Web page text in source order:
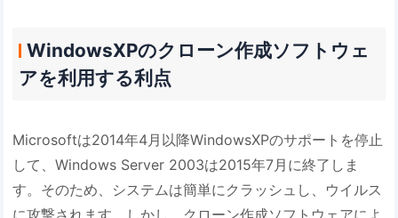
WindowsXPのクローン作成ソフトウェ
アを利用する利点
Microsoftは2014年4月以降WindowsXPのサポートを停止
して、Windows Server 2003は2015年7月に終了しま
す。そのため、システムは簡単にクラッシュし、ウイルス